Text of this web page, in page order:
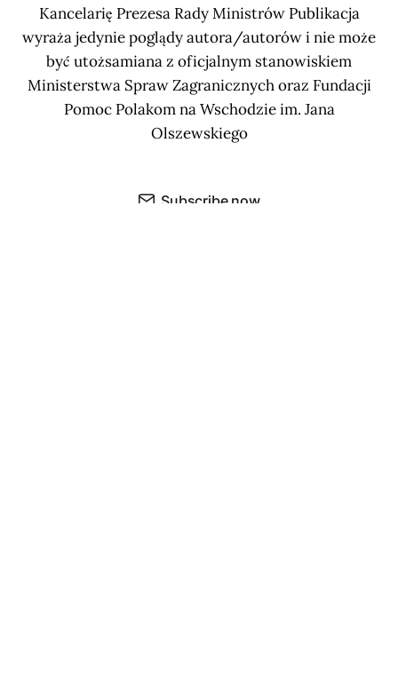
Kancelarię Prezesa Rady Ministrów Publikacja
wyraża jedynie poglądy autora/autorów i nie może
być utożsamiana z oficjalnym stanowiskiem
Ministerstwa Spraw Zagranicznych oraz Fundacji
Pomoc Polakom na Wschodzie im. Jana
Olszewskiego
Subscribe now